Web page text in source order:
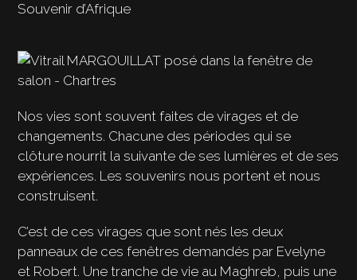
Souvenir d’Afrique
Nos vies sont souvent faites de virages et de
changements. Chacune des périodes qui se
clôture nourrit la suivante de ses lumières et de ses
expériences. Les souvenirs nous portent et nous
construisent.
C’est de ces virages que sont nés les deux
panneaux de ces fenêtres demandés par Evelyne
et Robert. Une tranche de vie au Maghreb, puis une